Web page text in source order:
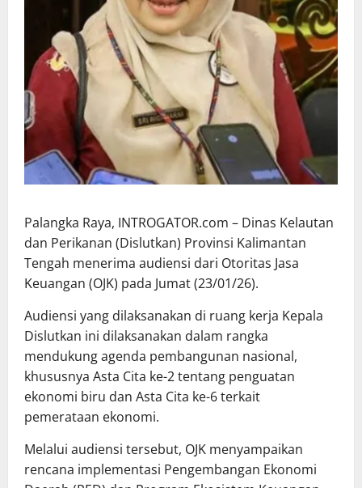
Palangka Raya, INTROGATOR.com – Dinas Kelautan
dan Perikanan (Dislutkan) Provinsi Kalimantan
Tengah menerima audiensi dari Otoritas Jasa
Keuangan (OJK) pada Jumat (23/01/26).
Audiensi yang dilaksanakan di ruang kerja Kepala
Dislutkan ini dilaksanakan dalam rangka
mendukung agenda pembangunan nasional,
khususnya Asta Cita ke-2 tentang penguatan
ekonomi biru dan Asta Cita ke-6 terkait
pemerataan ekonomi.
Melalui audiensi tersebut, OJK menyampaikan
rencana implementasi Pengembangan Ekonomi